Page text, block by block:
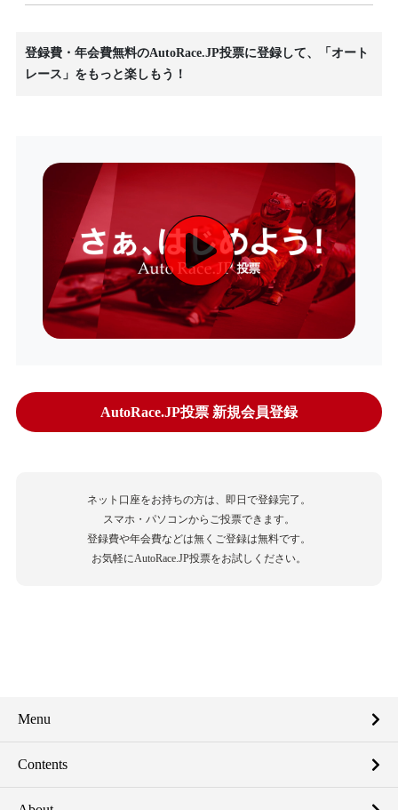
登録費・年会費無料のAutoRace.JP投票に登録して、「オート
レース」をもっと楽しもう！
AutoRace.JP投票 新規会員登録
ネット口座をお持ちの方は、即日で登録完了。
スマホ・パソコンからご投票できます。
登録費や年会費などは無くご登録は無料です。
お気軽にAutoRace.JP投票をお試しください。
Menu
Contents